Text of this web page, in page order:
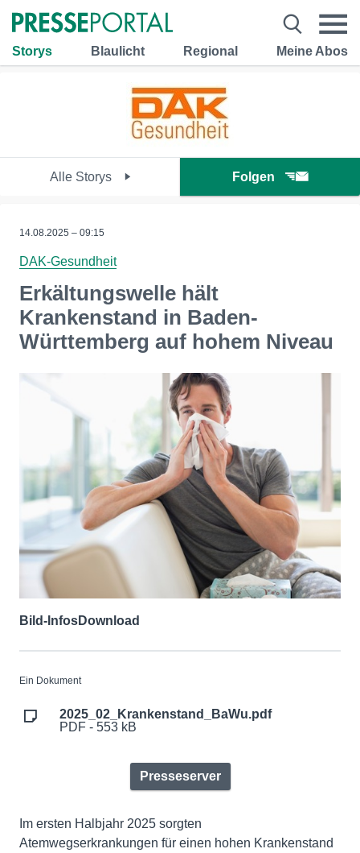
Storys Blaulicht Regional Meine Abos
Alle Storys Folgen
14.08.2025 – 09:15
DAK-Gesundheit
Erkältungswelle hält
Krankenstand in Baden-
Württemberg auf hohem Niveau
Bild-InfosDownload
Ein Dokument
2025_02_Krankenstand_BaWu.pdf
PDF - 553 kB
Presseserver
Im ersten Halbjahr 2025 sorgten
Atemwegserkrankungen für einen hohen Krankenstand